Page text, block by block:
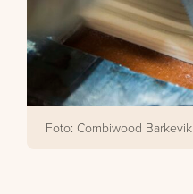
Foto: Combiwood Barkevik